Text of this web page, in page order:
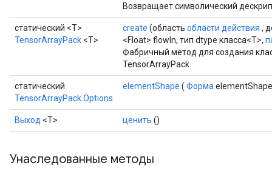
Возвращает символический
статический <T>
TensorArrayPack <T>
create (область области действия ,
<Float> flowIn, тип dtype класса<T>,
Фабричный метод для создания
TensorArrayPack.
статический
TensorArrayPack.Options
elementShape ( Форма
Выход <Т> ценить ()
Унаследованные методы